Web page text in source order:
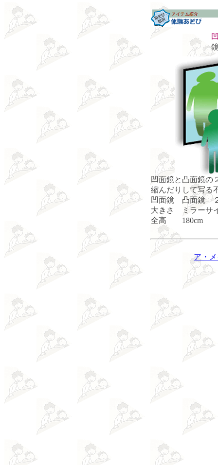
凹面鏡と凸面鏡の
縮んだりして写る
凹面鏡 凸面鏡
大きさ ミラーサ
全高 180cm
ア・